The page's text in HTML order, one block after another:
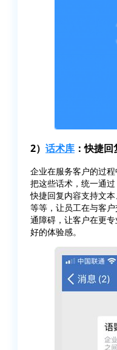
2） 话术库 ：快捷
企业在服务客户的过
把这些话术，统一通过
快捷回复内容支持文
等等，让员工在与客
通障碍，让客户在更
好的体验感。